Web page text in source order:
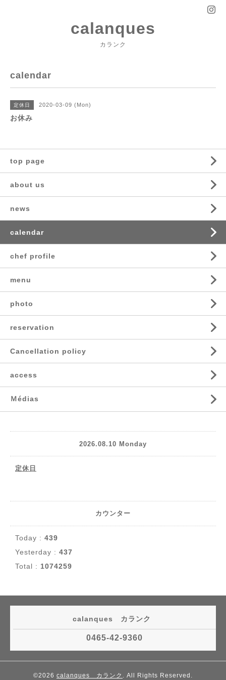
calanques
カランク
calendar
定休日 2020-03-09 (Mon)
お休み
top page
about us
news
calendar
chef profile
menu
photo
reservation
Cancellation policy
access
Ｍédias
2026.08.10 Monday
定休日
カウンター
Today : 439
Yesterday : 437
Total : 1074259
calanques カランク
0465-42-9360
©2026 calanques カランク . All Rights Reserved.